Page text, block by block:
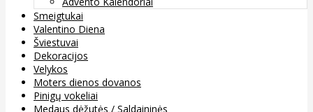
Smeigtukai
Valentino Diena
Šviestuvai
Dekoracijos
Velykos
Moters dienos dovanos
Pinigų vokeliai
Medaus dėžutės / Saldaininės